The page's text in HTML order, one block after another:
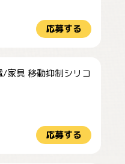
応募する
/家具 移動抑制シリコ
応募する